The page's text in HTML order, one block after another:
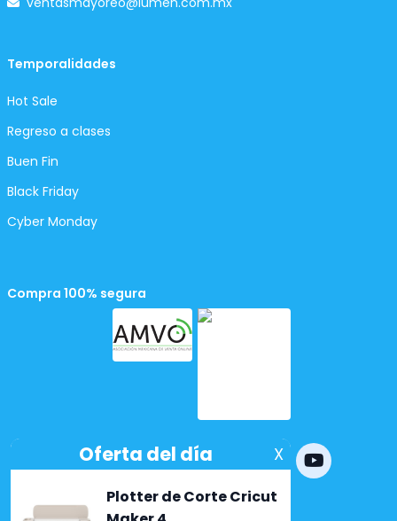
Temporalidades
Hot Sale
Regreso a clases
Buen Fin
Black Friday
Cyber Monday
Compra 100% segura
Powered bynopCommerce